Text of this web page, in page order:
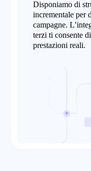
Disponiamo di
incrementale per
campagne.
terzi ti consente
prestazioni reali.